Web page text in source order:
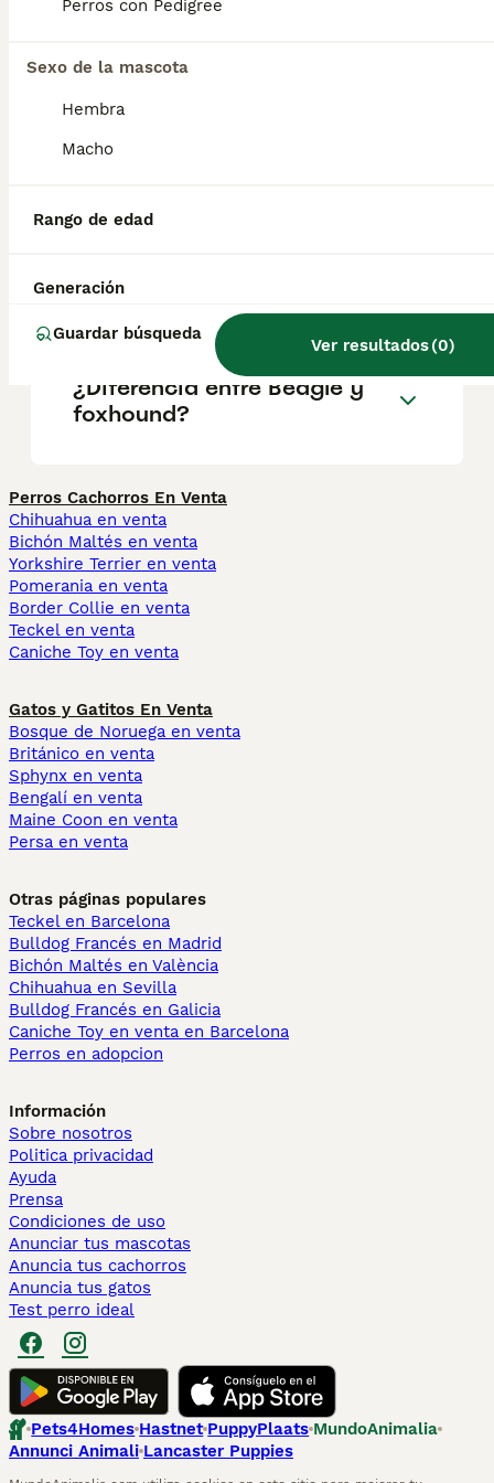
Perros con Pedigree
Sexo de la mascota
Hembra
Macho
Rango de edad
Generación
Guardar búsqueda
Ver resultados(0)
salud y el bienestar de los animales.
de comprometerse siempre es la mejor
¿Es el foxhound una buena
¿Cómo se llama el foxhound
americano en español?
¿Diferencia entre Beagle y
foxhound?
Perros Cachorros En Venta
Chihuahua en venta
Bichón Maltés en venta
Yorkshire Terrier en venta
Pomerania en venta
Border Collie en venta
Teckel en venta
Caniche Toy en venta
Gatos y Gatitos En Venta
Bosque de Noruega en venta
Británico en venta
Sphynx en venta
Bengalí en venta
Maine Coon en venta
Persa en venta
Otras páginas populares
Teckel en Barcelona
Bulldog Francés en Madrid
Bichón Maltés en València
Chihuahua en Sevilla
Bulldog Francés en Galicia
Caniche Toy en venta en Barcelona
Perros en adopcion
Información
Sobre nosotros
Politica privacidad
Ayuda
Prensa
Condiciones de uso
Anunciar tus mascotas
Anuncia tus cachorros
Anuncia tus gatos
Test perro ideal
Pets4Homes Hastnet PuppyPlaats MundoAnimalia
Annunci Animali Lancaster Puppies